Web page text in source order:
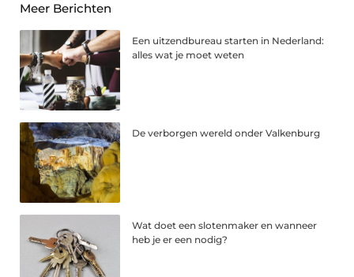
Meer Berichten
Een uitzendbureau starten in Nederland:
alles wat je moet weten
De verborgen wereld onder Valkenburg
Wat doet een slotenmaker en wanneer
heb je er een nodig?